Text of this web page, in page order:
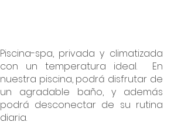
Piscina-spa, privada y climatizada
con un temperatura ideal. En
nuestra piscina, podrá disfrutar de
un agradable baño, y además
podrá desconectar de su rutina
diaria.